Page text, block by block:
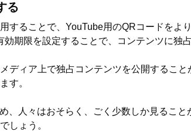
る
することで、YouTube用のQRコードをよ
期限を設定することで、コンテンツに独
ディア上で独占コンテンツを公開するこ
す。
、人々はおそらく、ごく少数しか見るこ
しょう。